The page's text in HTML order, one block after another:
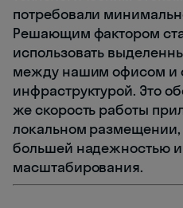
потребовали
Решающим фактором
использовать
между нашим офисом и
инфраструктурой. Это
же скорость работы
локальном размещении,
большей надежностью
масштабирования.